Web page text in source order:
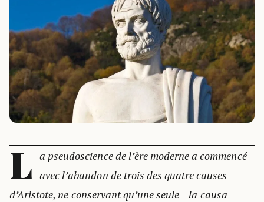
L a pseudoscience de l’ère moderne a commencé
avec l’abandon de trois des quatre causes
d’Aristote, ne conservant qu’une seule—la causa